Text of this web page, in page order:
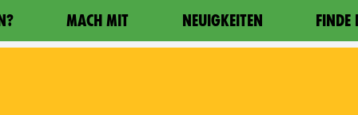
MACH MIT NEUIGKEITEN FINDE